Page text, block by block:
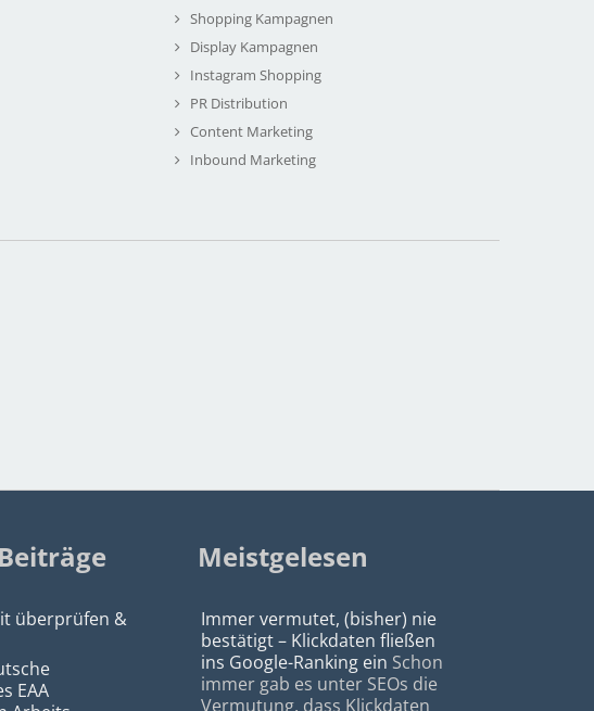
Shopping Kampagnen
Display Kampagnen
Instagram Shopping
PR Distribution
Content Marketing
Inbound Marketing
überprüfen &
EAA
Meistgelesen
Immer vermutet, (bisher) nie
bestätigt – Klickdaten fließen
ins Google-Ranking ein Schon
immer gab es unter SEOs die
Vermutung, dass Klickdaten